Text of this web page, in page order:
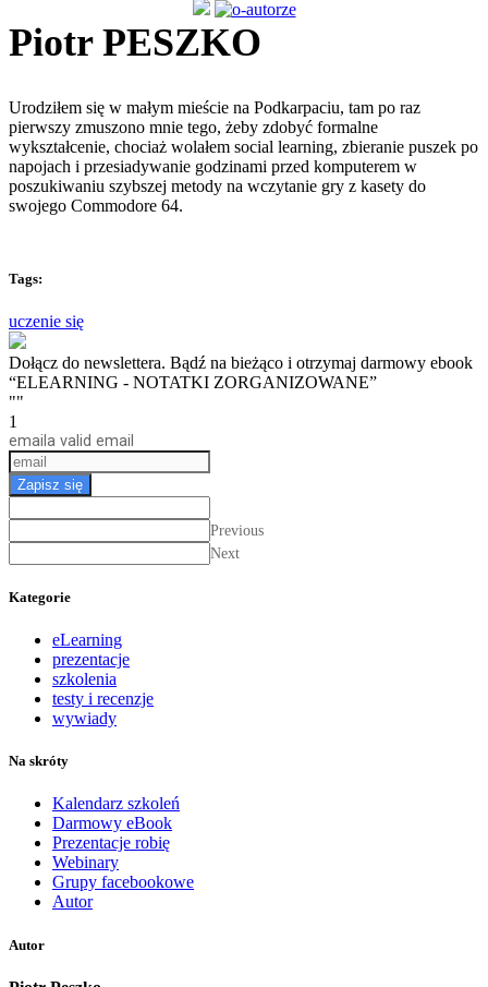
Piotr PESZKO
Urodziłem się w małym mieście na Podkarpaciu, tam po raz
pierwszy zmuszono mnie tego, żeby zdobyć formalne
wykształcenie, chociaż wolałem social learning, zbieranie puszek po
napojach i przesiadywanie godzinami przed komputerem w
poszukiwaniu szybszej metody na wczytanie gry z kasety do
swojego Commodore 64.
Tags:
uczenie się
Dołącz do newslettera. Bądź na bieżąco i otrzymaj darmowy ebook
“ELEARNING - NOTATKI ZORGANIZOWANE”
""
1
email a valid email
Zapisz się
Previous
Next
Kategorie
eLearning
prezentacje
szkolenia
testy i recenzje
wywiady
Na skróty
Kalendarz szkoleń
Darmowy eBook
Prezentacje robię
Webinary
Grupy facebookowe
Autor
Autor